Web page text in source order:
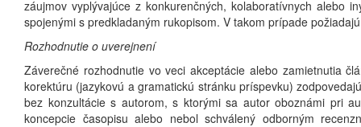
záujmov vyplývajúce z konkurenčných, kolaboratívnych alebo
spojenými s predkladaným rukopisom. V takom prípade
Rozhodnutie o uverejnení
Záverečné rozhodnutie vo veci akceptácie alebo zamietnutia
korektúru (jazykovú a gramatickú stránku príspevku)
bez konzultácie s autorom, s ktorými sa autor oboznámi pri
koncepcie časopisu alebo nebol schválený odborným